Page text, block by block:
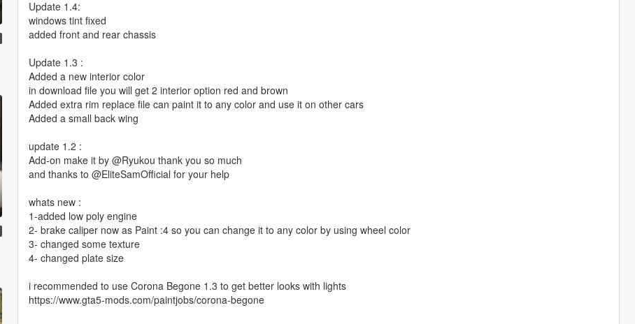
Update 1.4:
windows tint fixed
added front and rear chassis
Update 1.3 :
Added a new interior color
in download file you will get 2 interior option red and brown
Added extra rim replace file can paint it to any color and use it on other cars
Added a small back wing
update 1.2 :
Add-on make it by @Ryukou thank you so much
and thanks to @EliteSamOfficial for your help
whats new :
1-added low poly engine
2- brake caliper now as Paint :4 so you can change it to any color by using wheel color
3- changed some texture
4- changed plate size
i recommended to use Corona Begone 1.3 to get better looks with lights
https://www.gta5-mods.com/paintjobs/corona-begone